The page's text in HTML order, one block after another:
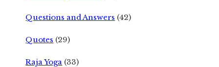
Questions and Answers (42)
Quotes (29)
Raja Yoga (33)